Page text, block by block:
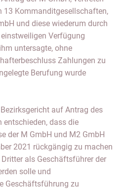
13 Kommanditgesellschaften,
und diese wiederum durch
Verfügung
untersagte, ohne
Zahlungen zu
Berufung wurde
auf Antrag des
entschieden, dass die
der M GmbH und M2 GmbH
2021 rückgängig zu machen
als Geschäftsführer der
solle und
Geschäftsführung zu